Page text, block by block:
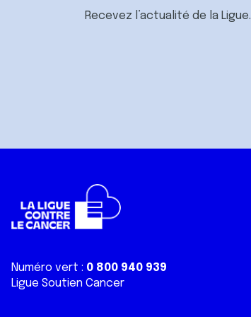
Recevez l’actualité de la Ligue.
Numéro vert : 0 800 940 939
Ligue Soutien Cancer